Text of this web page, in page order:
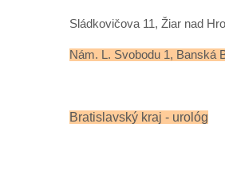
Sládkovičova 11, Žiar nad
Nám. L. Svobodu 1, Banská
Bratislavský kraj - urológ